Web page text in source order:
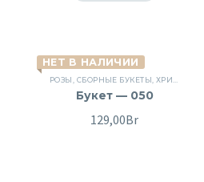
КУСТОВЫЕ РОЗЫ,ПОВОД,РОЗЫ,СБОРНЫЕ
НЕТ В НАЛИЧИИ
РОЗЫ СБОРНЫЕ БУКЕТЫ ХРИЗАНТЕМЫ
Букет — 050
129,00Br